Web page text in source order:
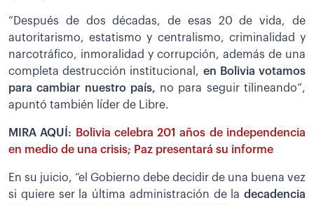
”Después de dos décadas, de esas 20 de vida, de
autoritarismo, estatismo y centralismo, criminalidad y
narcotráfico, inmoralidad y corrupción, además de una
completa destrucción institucional, en Bolivia votamos
para cambiar nuestro país, no para seguir tilineando”,
apuntó también líder de Libre.
MIRA AQUÍ:
Bolivia celebra 201 años de independencia
en medio de una crisis; Paz presentará su informe
En su juicio, “el Gobierno debe decidir de una buena vez
si quiere ser la última administración de la decadencia